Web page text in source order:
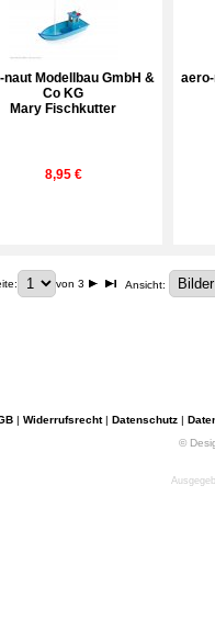
naut Modellbau GmbH &
Co KG
Mary Fischkutter
8,95 €
von 3 Ansicht:
| Widerrufsrecht| Datenschutz |
©